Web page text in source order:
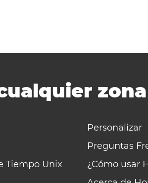
Tiempo Unix
Personalizar
Preguntas
¿Cómo usar